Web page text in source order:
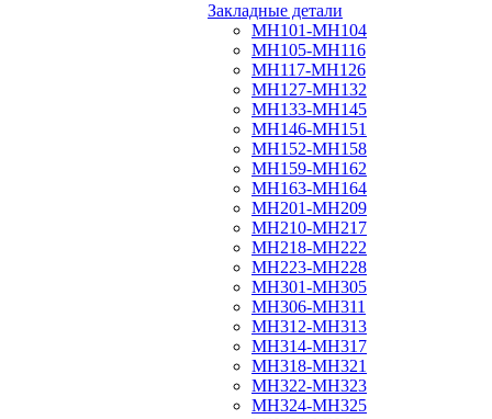
Закладные детали
МН101-МН104
МН105-МН116
МН117-МН126
МН127-МН132
МН133-МН145
МН146-МН151
МН152-МН158
МН159-МН162
МН163-МН164
МН201-МН209
МН210-МН217
МН218-МН222
МН223-МН228
МН301-МН305
МН306-МН311
МН312-МН313
МН314-МН317
МН318-МН321
МН322-МН323
МН324-МН325